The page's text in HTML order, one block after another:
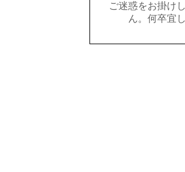
ご迷惑をお掛け
ん。何卒宜